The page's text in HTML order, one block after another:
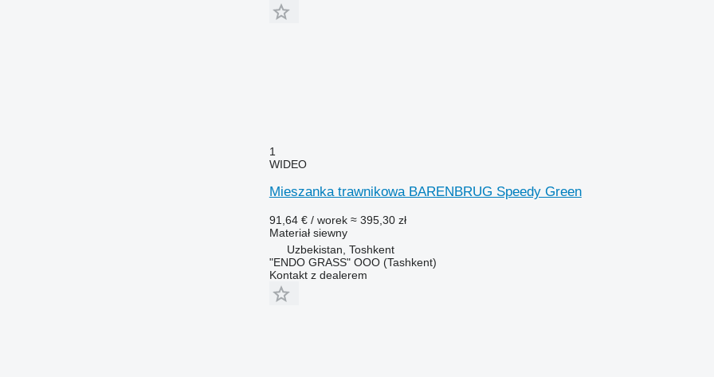
1
WIDEO
Mieszanka trawnikowa BARENBRUG Speedy Green
91,64 € / worek ≈ 395,30 zł
Materiał siewny
Uzbekistan, Toshkent
"ENDO GRASS" OOO (Tashkent)
Kontakt z dealerem